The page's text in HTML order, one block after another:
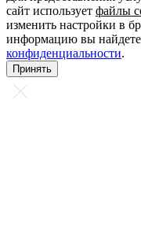
сайт использует файлы
изменить настройки в
информацию вы найдете
конфиденциальности.
Принять